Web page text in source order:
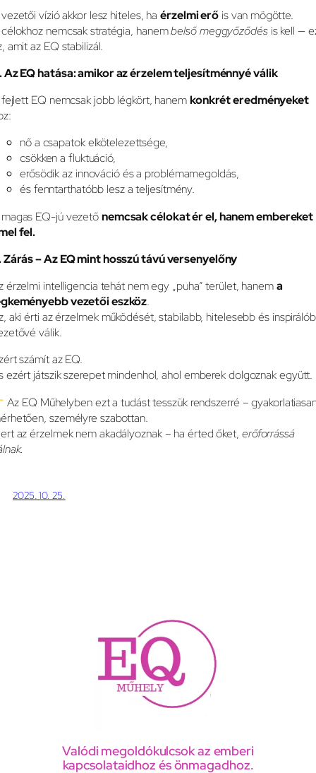
vízió akkor lesz hiteles, haérzelmi erő is van mögötte.
nemcsak stratégia, hanembelső meggyőződésis kell —
amit az EQ stabilizál.
Az EQ hatása: amikor az érzelem teljesítménnyé válik
EQ nemcsak jobb légkört, hanemkonkrét eredményeket
nő a csapatok elkötelezettsége,
csökken a fluktuáció,
erősödik az innováció és a problémamegoldás,
és fenntarthatóbb lesz a teljesítmény.
EQ-jú vezetőnemcsak célokat ér el, hanem embereket
fel.
Zárás – Az EQ mint hosszú távú versenyelőny
érzelmi intelligencia tehát nem egy „puha” terület, hanema
vezetői eszköz.
aki érti az érzelmek működését, stabilabb, hitelesebb és
válik.
számít az EQ.
ezért játszik szerepet mindenhol, ahol emberek dolgoznak együtt.
Az EQ Műhelyben ezt a tudást tesszük rendszerré –
személyre szabottan.
az érzelmek nem akadályoznak – ha érted őket, erőforrássá
2025. 10. 25.
Valódi megoldókulcsok az emberi
kapcsolataidhoz és önmagadhoz.